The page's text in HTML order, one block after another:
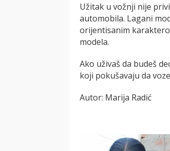
Užitak u vožnji nije
automobila. Lagani
orijentisanim
modela.
Ako uživaš da budeš
koji pokušavaju da
Autor: Marija Radić